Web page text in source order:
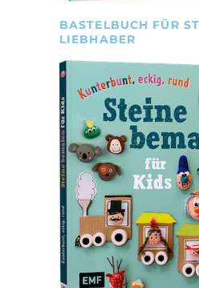
BASTELBUCH FÜR
LIEBHABER